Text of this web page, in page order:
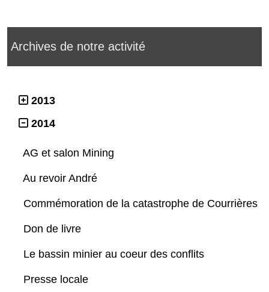
Archives de notre activité
2013
2014
AG et salon Mining
Au revoir André
Commémoration de la catastrophe de Courrières
Don de livre
Le bassin minier au coeur des conflits
Presse locale